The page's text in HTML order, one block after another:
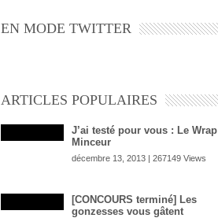
EN MODE TWITTER
ARTICLES POPULAIRES
J’ai testé pour vous : Le Wrap
Minceur
décembre 13, 2013 | 267149 Views
[CONCOURS terminé] Les
gonzesses vous gâtent